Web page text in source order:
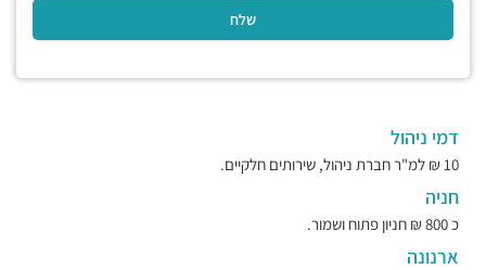
דמי ניהול
10 ₪ למ"ר חברת ניהול, שירותים חלקיים.
חניה
כ 800 ₪ חניון פתוח ושמור.
ארנונה